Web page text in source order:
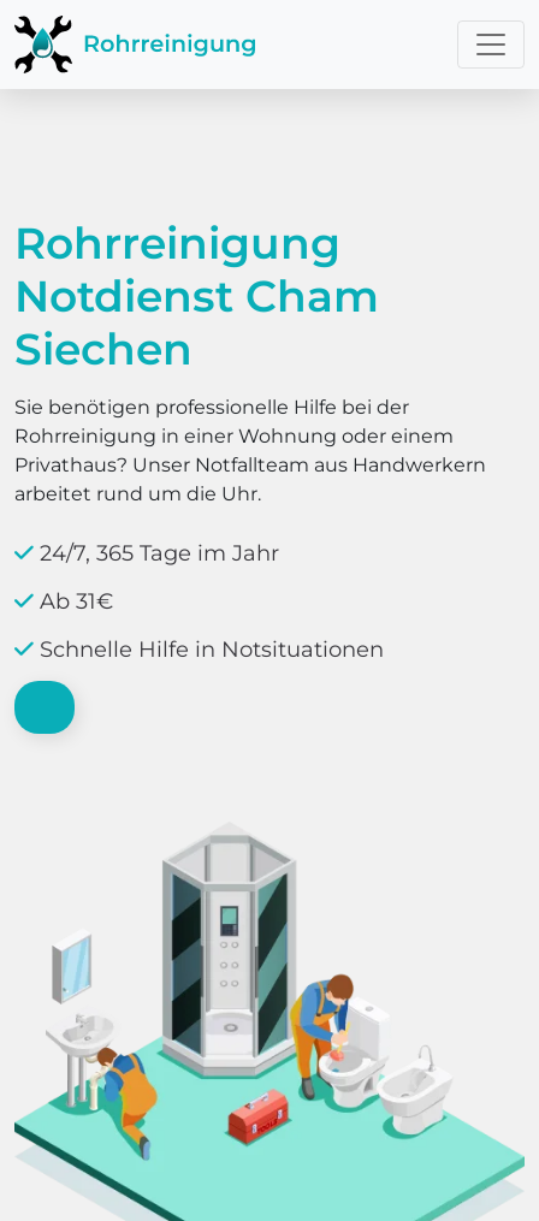
Rohrreinigung
Notdienst Cham
Siechen
Sie benötigen professionelle Hilfe bei der
Rohrreinigung in einer Wohnung oder einem
Privathaus? Unser Notfallteam aus Handwerkern
arbeitet rund um die Uhr.
24/7, 365 Tage im Jahr
Ab 31€
Schnelle Hilfe in Notsituationen